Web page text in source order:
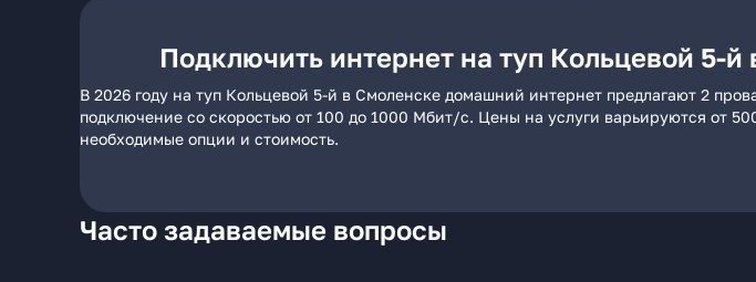
Подключить интернет на туп Кольцевой 5-й
В 2026 году на туп Кольцевой 5-й в Смоленске домашний интернет предлагают 2
подключение со скоростью от 100 до 1000 Мбит/с. Цены на услуги варьируются от
необходимые опции и стоимость.
Часто задаваемые вопросы